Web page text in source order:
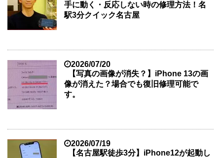
手に動く・反応しない時の修理方法！名
駅3分クイック名古屋
2026/07/20
【写真の画像が消失？】iPhone 13の画
像が消えた？場合でも復旧修理可能で
す。
2026/07/19
【名古屋駅徒歩3分】iPhone12が起動し